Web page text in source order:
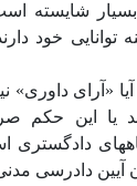
شایسته
توانایی خود
آیا «آرای داوری»
یا این حکم
دادگستری
آیین دادرسی